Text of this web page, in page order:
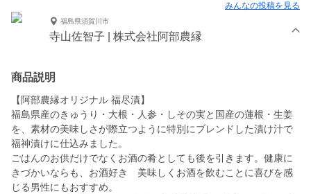
みんなの投稿を見る
福島県須賀川市
寺山佐智子 | 株式会社阿部農縁
商品説明
【阿部農縁オリジナル 福尽漬】
福島県産のきゅうり・大根・人参・しその実と国産の蓮根・生姜
を、素材の美味しさが際立つように特別にブレンドした漬け汁で
福神漬けに仕込みました。
ごはんのお供だけでなくお酒の肴としても後を引きます。健康に
きづかいならも、お酒好き 美味しくお酒を飲むことに喜びを感
じる男性にもおすすめ。